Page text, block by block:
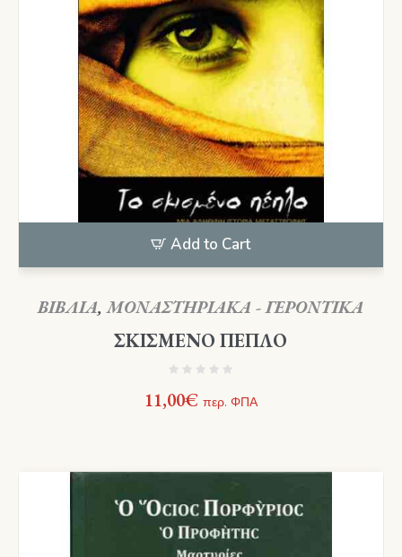
Add to Cart
ΒΙΒΛΙΑ,ΜΟΝΑΣΤΗΡΙΑΚΑ - ΓΕΡΟΝΤΙΚΑ
ΣΚΙΣΜΕΝΟ ΠΕΠΛΟ
11,00€ περ. ΦΠΑ